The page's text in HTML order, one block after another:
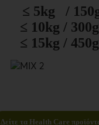
≤ 5kg /
≤ 10kg /
≤ 15kg /
Δείτε τα Health Care